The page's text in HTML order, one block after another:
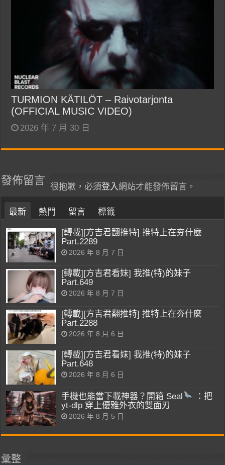
TURMION KÄTILÖT – Raivotarjonta
(OFFICIAL MUSIC VIDEO)
2026 年 7 月 30 日
發佈留言
很抱歉，必須登入 網站才能發佈留言。
最新 熱門 留言 標籤
[轉載][方吉君翻推特] 推特上在夯什麼
Part.2289
2026 年 8 月 7 日
[轉載][方吉君看妹] 我推(特)的妹子
Part.649
2026 年 8 月 7 日
[轉載][方吉君翻推特] 推特上在夯什麼
Part.2288
2026 年 8 月 6 日
[轉載][方吉君看妹] 我推(特)的妹子
Part.648
2026 年 8 月 6 日
手機也能當下載神器？開箱 Seal
：把
yt-dlp 穿上優雅外衣的雙面刃
2026 年 8 月 5 日
彙整